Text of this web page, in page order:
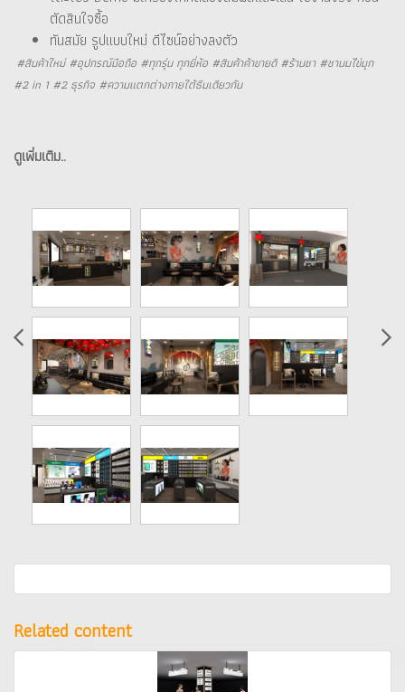
ตัดสินใจซื้อ
ทันสมัย รูปแบบใหม่ ดีไซน์อย่างลงตัว
#สินค้าใหม่ #อุปกรณ์มือถือ #ทุกรุ่น ทุกยี่ห้อ #สินค้าค้าขายดี #ร้านชา #ชานมไข่มุก
#2 in 1 #2 ธุรกิจ #ความแตกต่างภายใต้ธีมเดียวกัน
ดูเพิ่มเติม..
Related content